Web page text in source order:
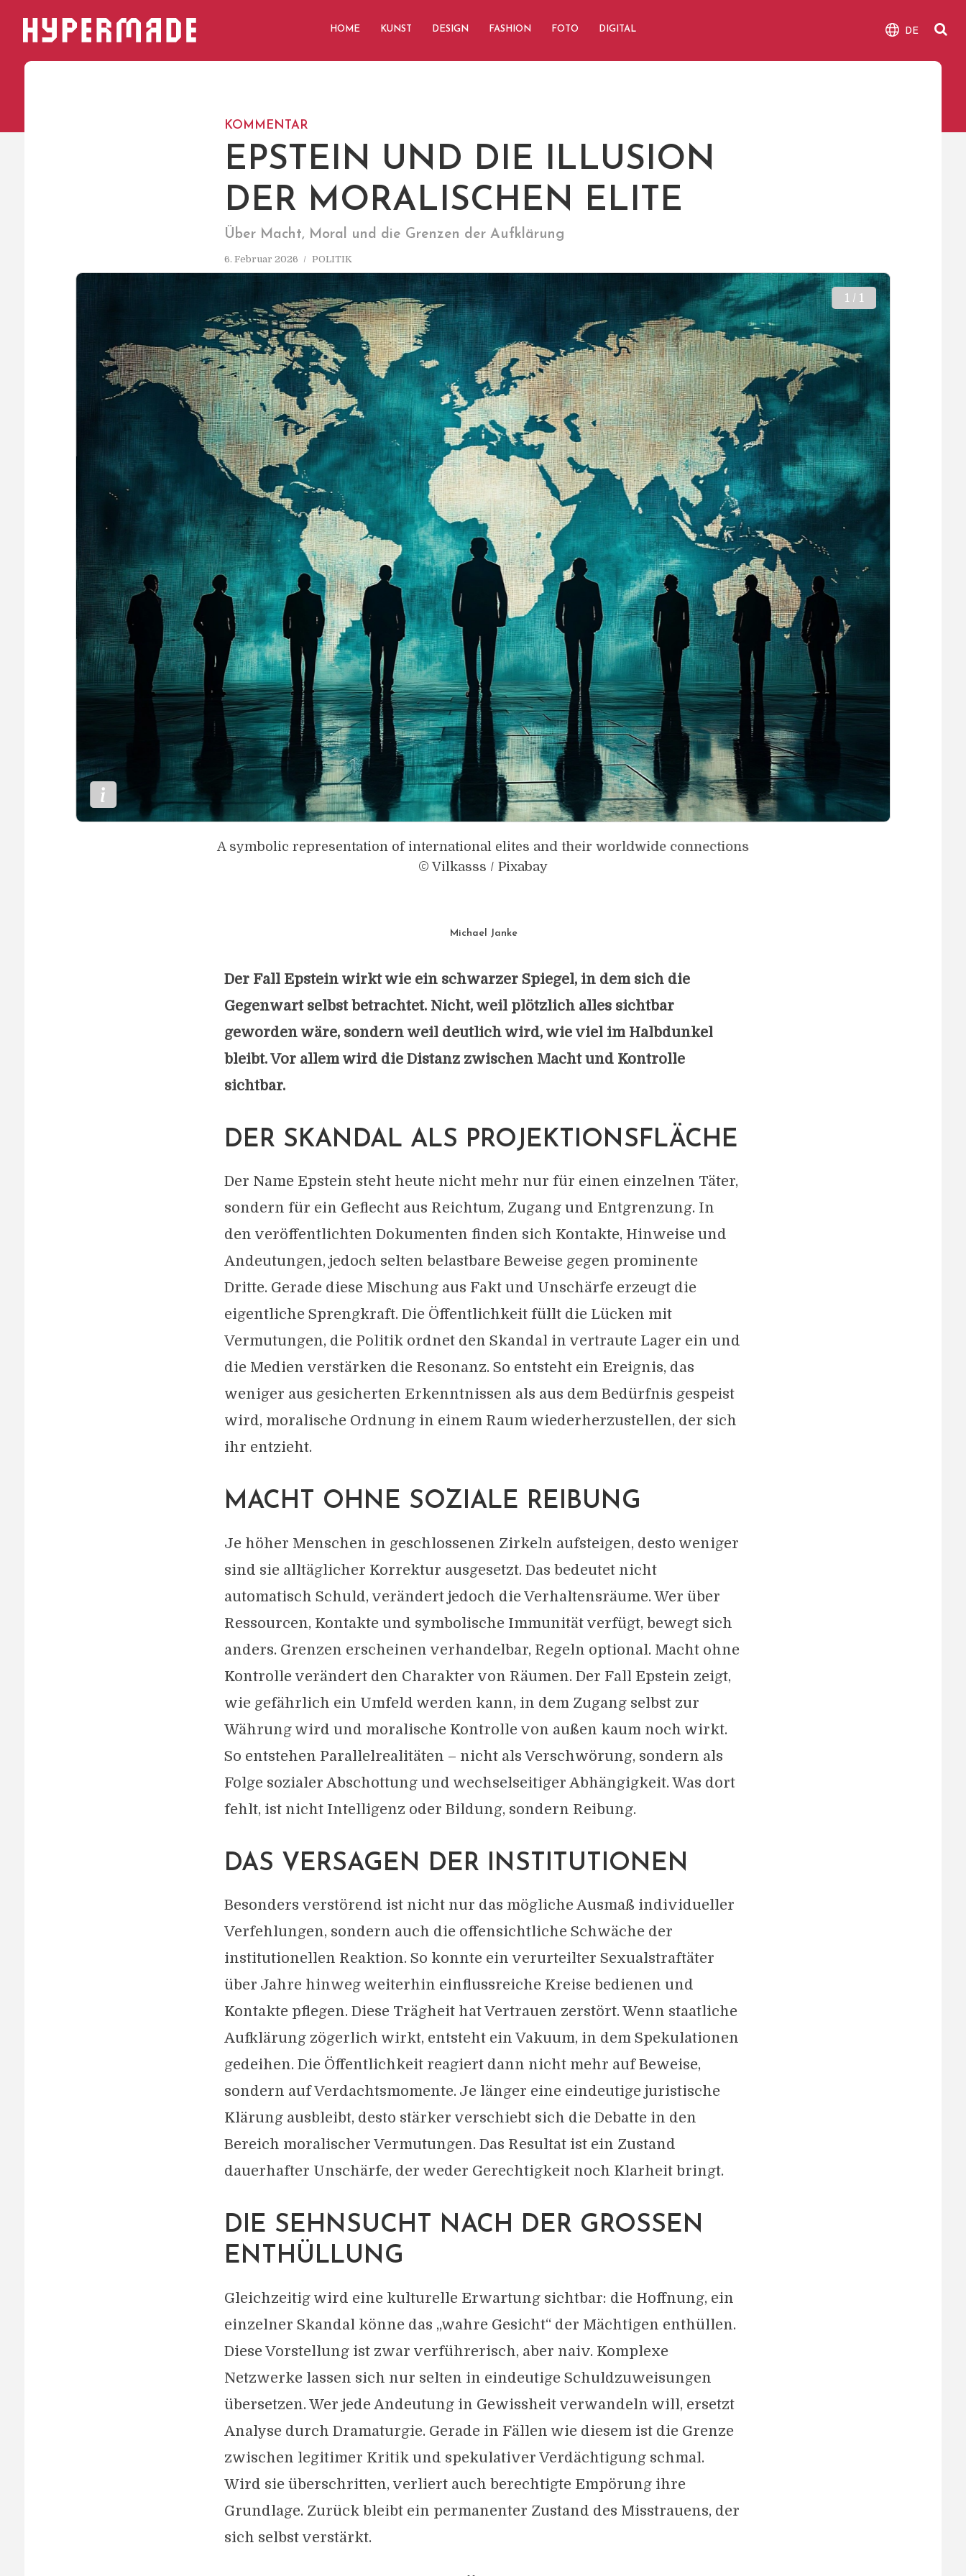
HYPERMADE HOME KUNST DESIGN FASHION FOTO DIGITAL DE
KOMMENTAR
EPSTEIN UND DIE ILLUSION
DER MORALISCHEN ELITE
Über Macht, Moral und die Grenzen der Aufklärung
6. Februar 2026 POLITIK
1 / 1
A symbolic representation of international elites and their worldwide connections
© Vilkasss / Pixabay
Michael Janke
Der Fall Epstein wirkt wie ein schwarzer Spiegel, in dem sich die
Gegenwart selbst betrachtet. Nicht, weil plötzlich alles sichtbar
geworden wäre, sondern weil deutlich wird, wie viel im Halbdunkel
bleibt. Vor allem wird die Distanz zwischen Macht und Kontrolle
sichtbar.
DER SKANDAL ALS PROJEKTIONSFLÄCHE
Der Name Epstein steht heute nicht mehr nur für einen einzelnen Täter,
sondern für ein Geflecht aus Reichtum, Zugang und Entgrenzung. In
den veröffentlichten Dokumenten finden sich Kontakte, Hinweise und
Andeutungen, jedoch selten belastbare Beweise gegen prominente
Dritte. Gerade diese Mischung aus Fakt und Unschärfe erzeugt die
eigentliche Sprengkraft. Die Öffentlichkeit füllt die Lücken mit
Vermutungen, die Politik ordnet den Skandal in vertraute Lager ein und
die Medien verstärken die Resonanz. So entsteht ein Ereignis, das
weniger aus gesicherten Erkenntnissen als aus dem Bedürfnis gespeist
wird, moralische Ordnung in einem Raum wiederherzustellen, der sich
ihr entzieht.
MACHT OHNE SOZIALE REIBUNG
Je höher Menschen in geschlossenen Zirkeln aufsteigen, desto weniger
sind sie alltäglicher Korrektur ausgesetzt. Das bedeutet nicht
automatisch Schuld, verändert jedoch die Verhaltensräume. Wer über
Ressourcen, Kontakte und symbolische Immunität verfügt, bewegt sich
anders. Grenzen erscheinen verhandelbar, Regeln optional. Macht ohne
Kontrolle verändert den Charakter von Räumen. Der Fall Epstein zeigt,
wie gefährlich ein Umfeld werden kann, in dem Zugang selbst zur
Währung wird und moralische Kontrolle von außen kaum noch wirkt.
So entstehen Parallelrealitäten – nicht als Verschwörung, sondern als
Folge sozialer Abschottung und wechselseitiger Abhängigkeit. Was dort
fehlt, ist nicht Intelligenz oder Bildung, sondern Reibung.
DAS VERSAGEN DER INSTITUTIONEN
Besonders verstörend ist nicht nur das mögliche Ausmaß individueller
Verfehlungen, sondern auch die offensichtliche Schwäche der
institutionellen Reaktion. So konnte ein verurteilter Sexualstraftäter
über Jahre hinweg weiterhin einflussreiche Kreise bedienen und
Kontakte pflegen. Diese Trägheit hat Vertrauen zerstört. Wenn staatliche
Aufklärung zögerlich wirkt, entsteht ein Vakuum, in dem Spekulationen
gedeihen. Die Öffentlichkeit reagiert dann nicht mehr auf Beweise,
sondern auf Verdachtsmomente. Je länger eine eindeutige juristische
Klärung ausbleibt, desto stärker verschiebt sich die Debatte in den
Bereich moralischer Vermutungen. Das Resultat ist ein Zustand
dauerhafter Unschärfe, der weder Gerechtigkeit noch Klarheit bringt.
DIE SEHNSUCHT NACH DER GROSSEN E
NTHÜLLUNG
Gleichzeitig wird eine kulturelle Erwartung sichtbar: die Hoffnung, ein
einzelner Skandal könne das „wahre Gesicht“ der Mächtigen enthüllen.
Diese Vorstellung ist zwar verführerisch, aber naiv. Komplexe
Netzwerke lassen sich nur selten in eindeutige Schuldzuweisungen
übersetzen. Wer jede Andeutung in Gewissheit verwandeln will, ersetzt
Analyse durch Dramaturgie. Gerade in Fällen wie diesem ist die Grenze
zwischen legitimer Kritik und spekulativer Verdächtigung schmal.
Wird sie überschritten, verliert auch berechtigte Empörung ihre
Grundlage. Zurück bleibt ein permanenter Zustand des Misstrauens, der
sich selbst verstärkt.